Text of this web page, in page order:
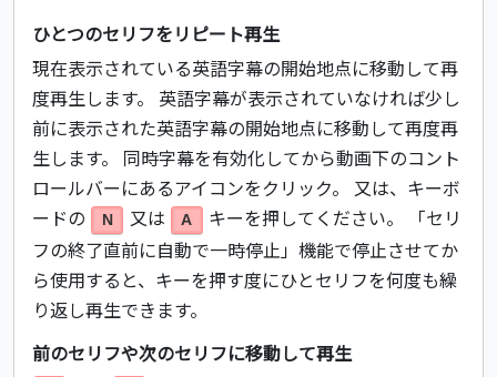
ひとつのセリフをリピート再生
現在表示されている英語字幕の開始地点に移動して再
度再生します。 英語字幕が表示されていなければ少し
前に表示された英語字幕の開始地点に移動して再度再
生します。 同時字幕を有効化してから動画下のコント
ロールバーにあるアイコンをクリック。 又は、キーボ
ードの
N 又は A
キーを押してください。 「セリ
フの終了直前に自動で一時停止」機能で停止させてか
ら使用すると、キーを押す度にひとセリフを何度も繰
り返し再生できます。
前のセリフや次のセリフに移動して再生